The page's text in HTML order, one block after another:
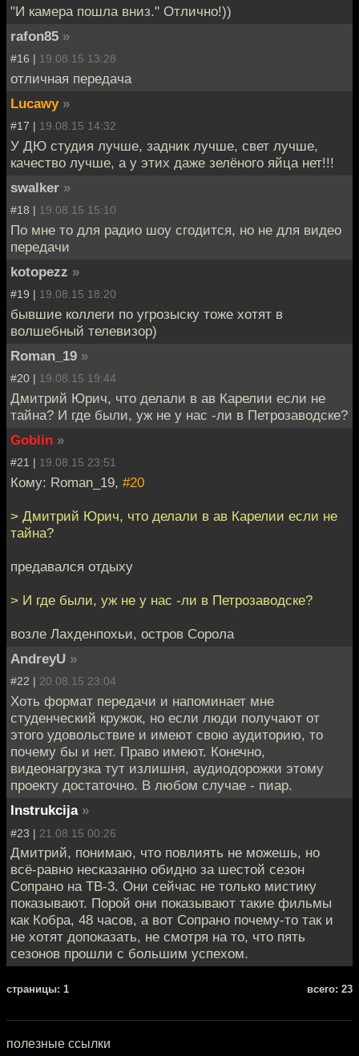
"И камера пошла вниз." Отлично!))
rafon85 »
#16 | 19.08.15 13:28
отличная передача
Lucawy »
#17 | 19.08.15 14:32
У ДЮ студия лучше, задник лучше, свет лучше,
качество лучше, а у этих даже зелёного яйца нет!!!
swalker »
#18 | 19.08.15 15:10
По мне то для радио шоу сгодится, но не для видео
передачи
kotopezz »
#19 | 19.08.15 18:20
бывшие коллеги по угрозыску тоже хотят в
волшебный телевизор)
Roman_19 »
#20 | 19.08.15 19:44
Дмитрий Юрич, что делали в ав Карелии если не
тайна? И где были, уж не у нас -ли в Петрозаводске?
Goblin »
#21 | 19.08.15 23:51
Кому: Roman_19, #20
> Дмитрий Юрич, что делали в ав Карелии если не
тайна?
предавался отдыху
> И где были, уж не у нас -ли в Петрозаводске?
возле Лахденпохьи, остров Сорола
AndreyU »
#22 | 20.08.15 23:04
Хоть формат передачи и напоминает мне
студенческий кружок, но если люди получают от
этого удовольствие и имеют свою аудиторию, то
почему бы и нет. Право имеют. Конечно,
видеонагрузка тут излишня, аудиодорожки этому
проекту достаточно. В любом случае - пиар.
Instrukcija »
#23 | 21.08.15 00:26
Дмитрий, понимаю, что повлиять не можешь, но
всё-равно несказанно обидно за шестой сезон
Сопрано на ТВ-3. Они сейчас не только мистику
показывают. Порой они показывают такие фильмы
как Кобра, 48 часов, а вот Сопрано почему-то так и
не хотят допоказать, не смотря на то, что пять
сезонов прошли с большим успехом.
cтраницы: 1 всего: 23
полезные ссылки